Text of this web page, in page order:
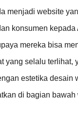
menjadi website
konsumen
mereka bisa
yang selalu
estetika desain
di bagian